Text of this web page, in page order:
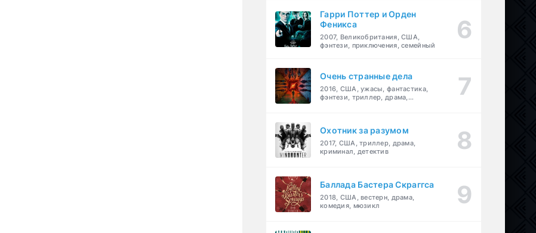
Гарри Поттер и Орден
Феникса
2007, Великобритания, США,
фэнтези, приключения, семейный
Очень странные дела
2016, США, ужасы, фантастика,
фэнтези, триллер, драма,
Охотник за разумом
2017, США, триллер, драма,
криминал, детектив
Баллада Бастера Скраггса
2018, США, вестерн, драма,
комедия, мюзикл